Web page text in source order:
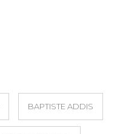
BAPTISTE ADDIS